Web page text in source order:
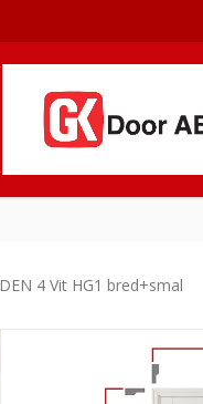
4 Vit HG1 bred+smal